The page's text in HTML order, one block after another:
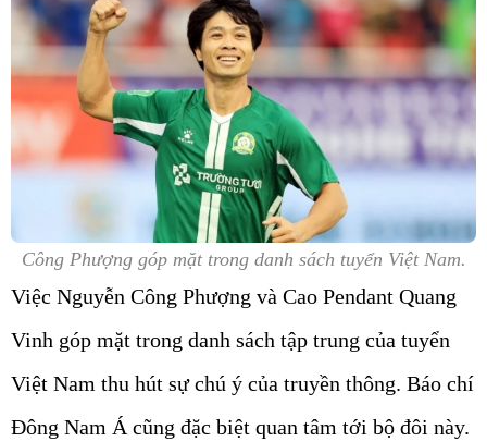
Công Phượng góp mặt trong danh sách tuyển Việt Nam.
Việc Nguyễn Công Phượng và Cao Pendant Quang
Vinh góp mặt trong danh sách tập trung của tuyển
Việt Nam thu hút sự chú ý của truyền thông. Báo chí
Đông Nam Á cũng đặc biệt quan tâm tới bộ đôi này.